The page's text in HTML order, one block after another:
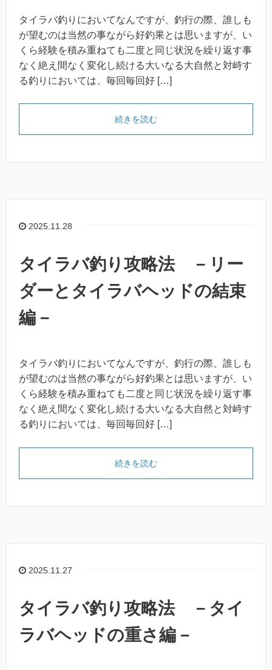
タイラバ釣りにおいてなんですが、釣行の際、誰しも
が望むのは当然の事ながら好釣果とは思いますが、い
くら経験を積み重ねても二度と同じ状況を繰り返す事
なく絶え間なく変化し続ける大いなる大自然と対峙す
る釣りにおいては、毎回毎回好 […]
続きを読む
2025.11.28
タイラバ釣り攻略法 －リー
ダーとタイラバヘッドの結束
編－
タイラバ釣りにおいてなんですが、釣行の際、誰しも
が望むのは当然の事ながら好釣果とは思いますが、い
くら経験を積み重ねても二度と同じ状況を繰り返す事
なく絶え間なく変化し続ける大いなる大自然と対峙す
る釣りにおいては、毎回毎回好 […]
続きを読む
2025.11.27
タイラバ釣り攻略法 －タイ
ラバヘッドの重さ編－